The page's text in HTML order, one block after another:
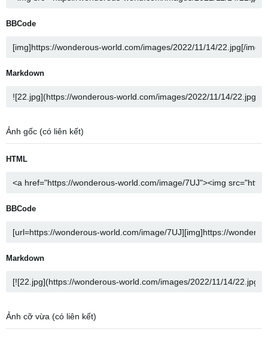
BBCode
Markdown
Ảnh gốc (có liên kết)
HTML
BBCode
Markdown
Ảnh cỡ vừa (có liên kết)